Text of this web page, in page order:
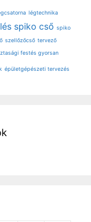
légtechnika
spiko cső spiko
szellőzőcső tervező
festés gyorsan
épületgépészeti tervezés